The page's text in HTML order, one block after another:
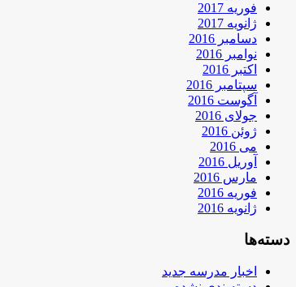
فوریه 2017
ژانویه 2017
دسامبر 2016
نوامبر 2016
اکتبر 2016
سپتامبر 2016
آگوست 2016
جولای 2016
ژوئن 2016
می 2016
آوریل 2016
مارس 2016
فوریه 2016
ژانویه 2016
دسته‌ها
اخبار مدرسه جدید